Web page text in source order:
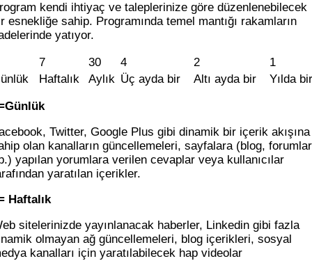
kendi ihtiyaç ve taleplerinize göre düzenlenebilecek
esnekliğe sahip. Programında temel mantığı rakamların
yatıyor.
7 30 4 2
1
Haftalık Aylık Üç ayda bir Altı ayda bir Yılda bir
Twitter, Google Plus gibi dinamik bir içerik akışına
olan kanalların güncellemeleri, sayfalara (blog, forumlar
yapılan yorumlara verilen cevaplar veya kullanıcılar
yaratılan içerikler.
Haftalık
sitelerinizde yayınlanacak haberler, Linkedin gibi fazla
olmayan ağ güncellemeleri, blog içerikleri, sosyal
kanalları için yaratılabilecek hap videolar